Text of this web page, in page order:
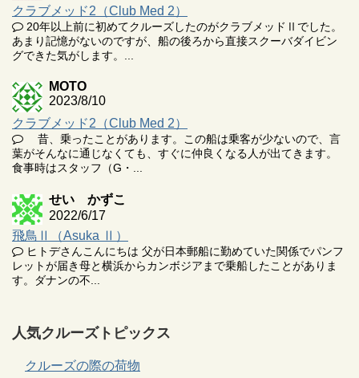
クラブメッド2（Club Med 2）
20年以上前に初めてクルーズしたのがクラブメッドⅡでした。
あまり記憶がないのですが、船の後ろから直接スクーバダイビン
グできた気がします。...
MOTO
2023/8/10
クラブメッド2（Club Med 2）
昔、乗ったことがあります。この船は乗客が少ないので、言
葉がそんなに通じなくても、すぐに仲良くなる人が出てきます。
食事時はスタッフ（G・...
せい かずこ
2022/6/17
飛鳥Ⅱ（Asuka Ⅱ）
ヒトデさんこんにちは 父が日本郵船に勤めていた関係でパンフ
レットが届き母と横浜からカンボジアまで乗船したことがありま
す。ダナンの不...
人気クルーズトピックス
クルーズの際の荷物